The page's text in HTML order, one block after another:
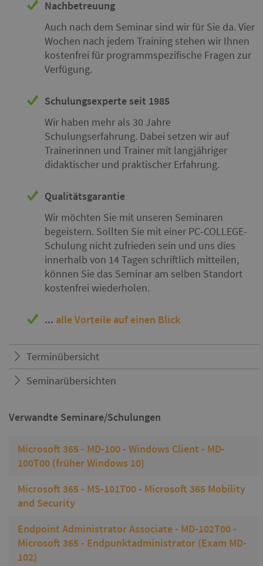
Nachbetreuung
Auch nach dem Seminar sind wir für Sie da. Vier
Wochen nach jedem Training stehen wir Ihnen
kostenfrei für programmspezifische Fragen zur
Verfügung.
Schulungsexperte seit 1985
Wir haben mehr als 30 Jahre
Schulungserfahrung. Dabei setzen wir auf
Trainerinnen und Trainer mit langjähriger
didaktischer und praktischer Erfahrung.
Qualitätsgarantie
Wir möchten Sie mit unseren Seminaren
begeistern. Sollten Sie mit einer PC-COLLEGE-
Schulung nicht zufrieden sein und uns dies
innerhalb von 14 Tagen schriftlich mitteilen,
können Sie das Seminar am selben Standort
kostenfrei wiederholen.
... alle Vorteile auf einen Blick
Terminübersicht
Seminarübersichten
Verwandte Seminare/Schulungen
Microsoft 365 - MD-100 - Windows Client - MD-
100T00 (früher Windows 10)
Microsoft 365 - MS-101T00 - Microsoft 365 Mobility
and Security
Endpoint Administrator Associate - MD-102T00 -
Microsoft 365 - Endpunktadministrator (Exam MD-
102)